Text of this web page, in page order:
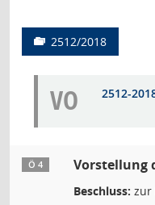
2512/2018
VO 2512-
Ö 4 Vorstellung
Beschluss: zur